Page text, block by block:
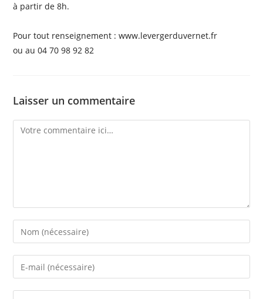
à partir de 8h.
Pour tout renseignement : www.levergerduvernet.fr
ou au 04 70 98 92 82
Laisser un commentaire